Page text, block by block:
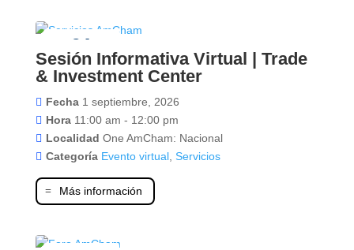
01
septiembre
Sesión Informativa Virtual | Trade
& Investment Center
Fecha 1 septiembre, 2026
Hora 11:00 am - 12:00 pm
Localidad One AmCham: Nacional
Categoría Evento virtual, Servicios
Más información